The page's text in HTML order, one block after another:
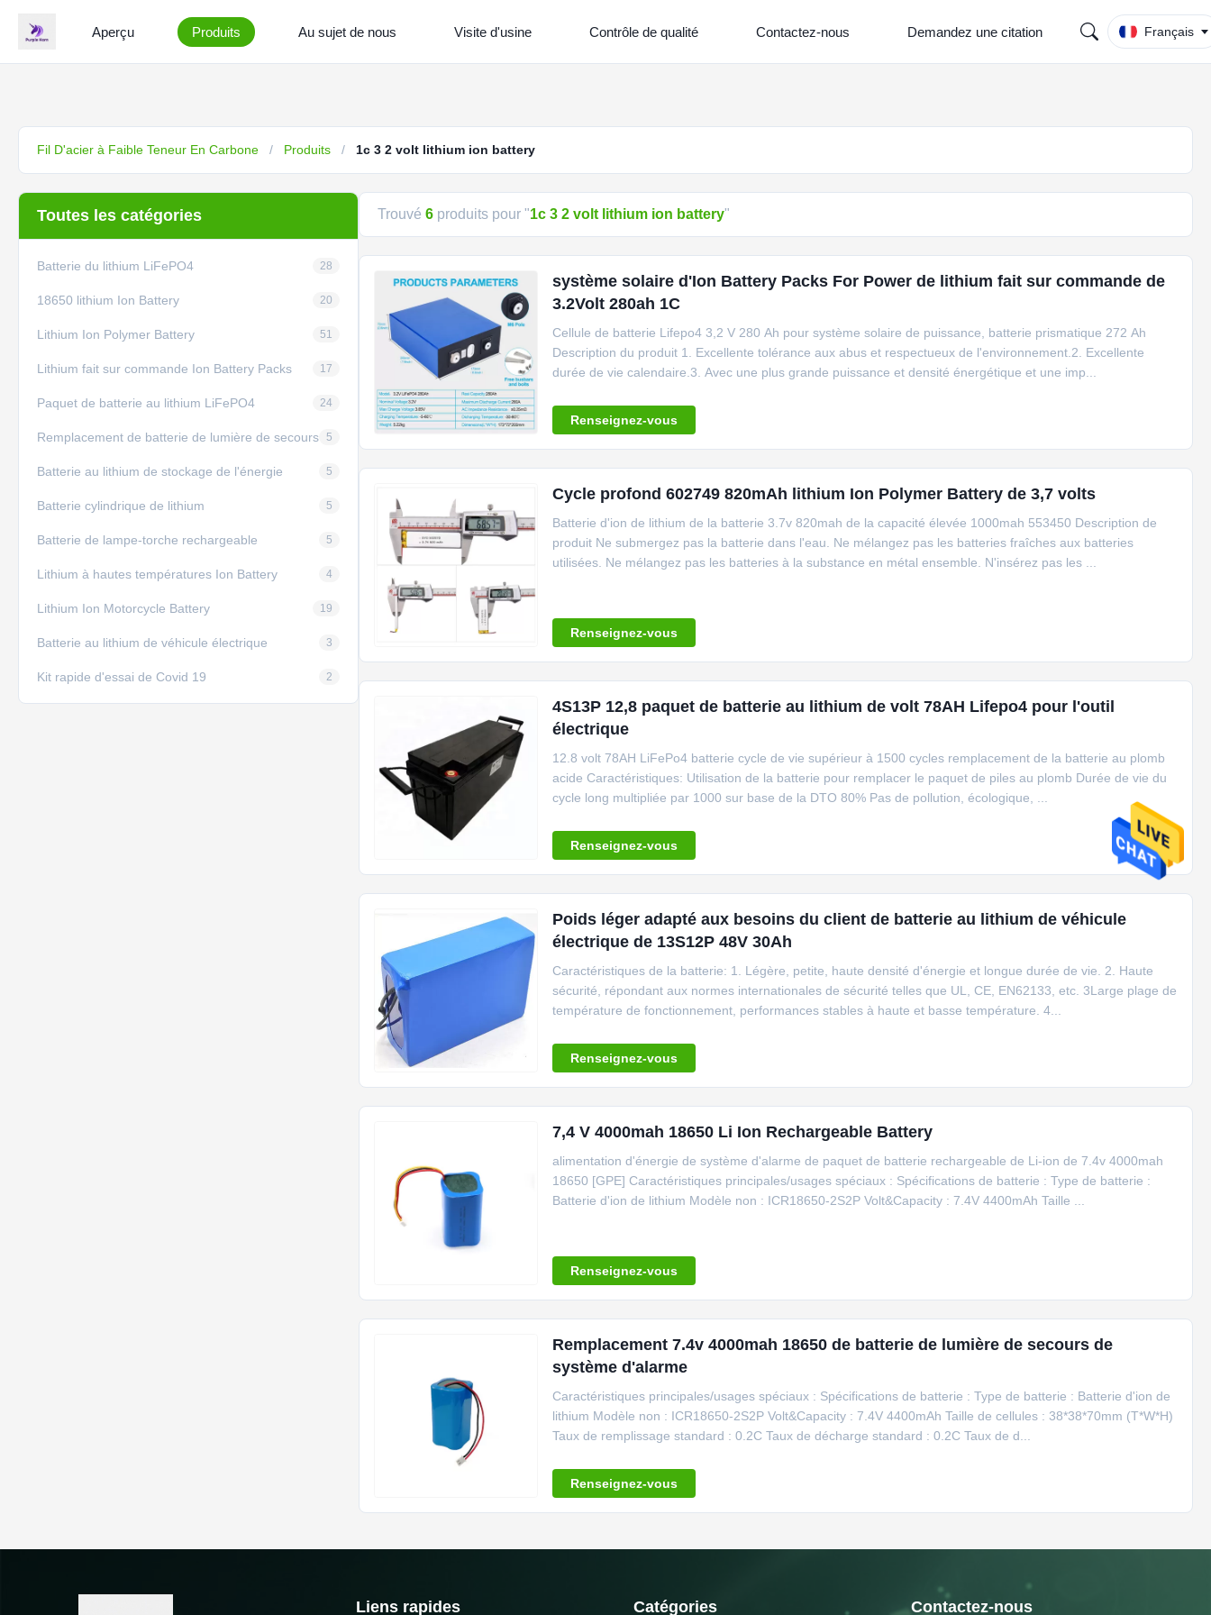
Aperçu Produits Au sujet de nous Visite d'usine Contrôle de qualité Contactez-nous Demandez une citation Français
Fil D'acier à Faible Teneur En Carbone / Produits / 1c 3 2 volt lithium ion battery
Toutes les catégories
Batterie du lithium LiFePO4 28
18650 lithium Ion Battery 20
Lithium Ion Polymer Battery 51
Lithium fait sur commande Ion Battery Packs 17
Paquet de batterie au lithium LiFePO4 24
Remplacement de batterie de lumière de secours 5
Batterie au lithium de stockage de l'énergie 5
Batterie cylindrique de lithium 5
Batterie de lampe-torche rechargeable 5
Lithium à hautes températures Ion Battery 4
Lithium Ion Motorcycle Battery 19
Batterie au lithium de véhicule électrique 3
Kit rapide d'essai de Covid 19 2
Trouvé 6 produits pour "1c 3 2 volt lithium ion battery"
système solaire d'Ion Battery Packs For Power de lithium fait sur commande de
3.2Volt 280ah 1C
Cellule de batterie Lifepo4 3,2 V 280 Ah pour système solaire de puissance, batterie prismatique 272 Ah
Description du produit 1. Excellente tolérance aux abus et respectueux de l'environnement.2. Excellente
durée de vie calendaire.3. Avec une plus grande puissance et densité énergétique et une imp...
Renseignez-vous
Cycle profond 602749 820mAh lithium Ion Polymer Battery de 3,7 volts
Batterie d'ion de lithium de la batterie 3.7v 820mah de la capacité élevée 1000mah 553450 Description de
produit Ne submergez pas la batterie dans l'eau. Ne mélangez pas les batteries fraîches aux batteries
utilisées. Ne mélangez pas les batteries à la substance en métal ensemble. N'insérez pas les ...
Renseignez-vous
4S13P 12,8 paquet de batterie au lithium de volt 78AH Lifepo4 pour l'outil
électrique
12.8 volt 78AH LiFePo4 batterie cycle de vie supérieur à 1500 cycles remplacement de la batterie au plomb
acide Caractéristiques: Utilisation de la batterie pour remplacer le paquet de piles au plomb Durée de vie du
cycle long multipliée par 1000 sur base de la DTO 80% Pas de pollution, écologique, ...
Renseignez-vous
Poids léger adapté aux besoins du client de batterie au lithium de véhicule
électrique de 13S12P 48V 30Ah
Caractéristiques de la batterie: 1. Légère, petite, haute densité d'énergie et longue durée de vie. 2. Haute
sécurité, répondant aux normes internationales de sécurité telles que UL, CE, EN62133, etc. 3Large plage de
température de fonctionnement, performances stables à haute et basse température. 4...
Renseignez-vous
7,4 V 4000mah 18650 Li Ion Rechargeable Battery
alimentation d'énergie de système d'alarme de paquet de batterie rechargeable de Li-ion de 7.4v 4000mah
18650 [GPE] Caractéristiques principales/usages spéciaux : Spécifications de batterie : Type de batterie :
Batterie d'ion de lithium Modèle non : ICR18650-2S2P Volt&Capacity : 7.4V 4400mAh Taille ...
Renseignez-vous
Remplacement 7.4v 4000mah 18650 de batterie de lumière de secours de
système d'alarme
Caractéristiques principales/usages spéciaux : Spécifications de batterie : Type de batterie : Batterie d'ion de
lithium Modèle non : ICR18650-2S2P Volt&Capacity : 7.4V 4400mAh Taille de cellules : 38*38*70mm (T*W*H)
Taux de remplissage standard : 0.2C Taux de décharge standard : 0.2C Taux de d...
Renseignez-vous
Liens rapides Catégories Contactez-nous